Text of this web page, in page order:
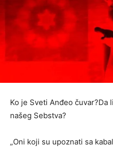
Ko je Sveti Anđeo čuvar?Da
našeg Sebstva?
„Oni koji su upoznati sa